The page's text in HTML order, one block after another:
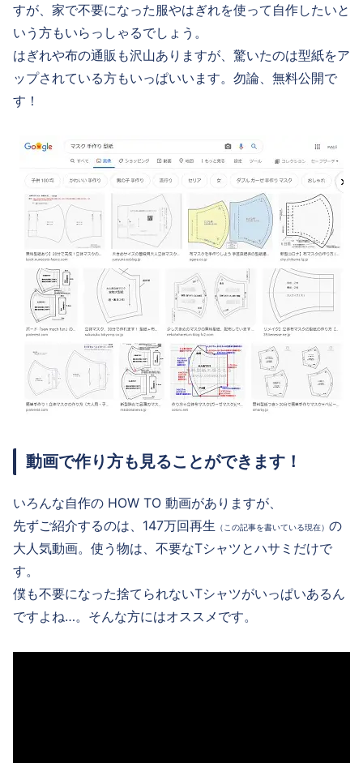
すが、家で不要になった服やはぎれを使って自作したいと
いう方もいらっしゃるでしょう。
はぎれや布の通販も沢山ありますが、驚いたのは型紙をア
ップされている方もいっぱいいます。勿論、無料公開で
す！
動画で作り方も見ることができます！
いろんな自作の HOW TO 動画がありますが、
先ずご紹介するのは、147万回再生 （この記事を書いている現在） の
大人気動画。使う物は、不要なTシャツとハサミだけで
す。
僕も不要になった捨てられないTシャツがいっぱいあるん
ですよね…。そんな方にはオススメです。